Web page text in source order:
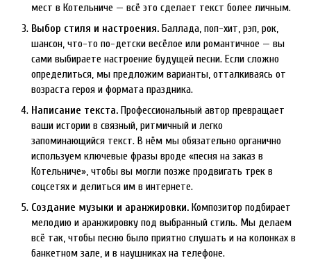
мест в Котельниче — всё это сделает текст более личным.
Выбор стиля и настроения. Баллада, поп-хит, рэп, рок,
шансон, что-то по-детски весёлое или романтичное — вы
сами выбираете настроение будущей песни. Если сложно
определиться, мы предложим варианты, отталкиваясь от
возраста героя и формата праздника.
Написание текста. Профессиональный автор превращает
ваши истории в связный, ритмичный и легко
запоминающийся текст. В нём мы обязательно органично
используем ключевые фразы вроде «песня на заказ в
Котельниче», чтобы вы могли позже продвигать трек в
соцсетях и делиться им в интернете.
Создание музыки и аранжировки. Композитор подбирает
мелодию и аранжировку под выбранный стиль. Мы делаем
всё так, чтобы песню было приятно слушать и на колонках в
банкетном зале, и в наушниках на телефоне.